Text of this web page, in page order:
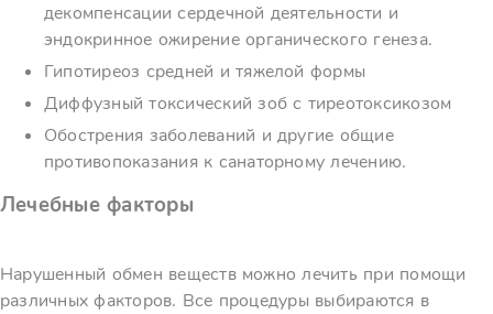
декомпенсации сердечной деятельности и
эндокринное ожирение органического генеза.
Гипотиреоз средней и тяжелой формы
Диффузный токсический зоб с тиреотоксикозом
Обострения заболеваний и другие общие
противопоказания к санаторному лечению.
Лечебные факторы
Нарушенный обмен веществ можно лечить при помощи
различных факторов. Все процедуры выбираются в